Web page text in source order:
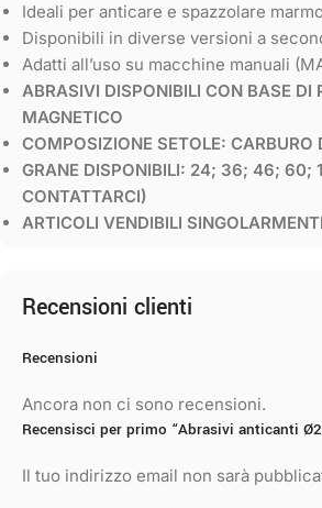
Ideali per anticare e spazzolare
Disponibili in diverse versioni a
Adatti all’uso su macchine manuali
ABRASIVI DISPONIBILI CON BASE
MAGNETICO
COMPOSIZIONE SETOLE: CARBURO
GRANE DISPONIBILI: 24; 36; 46; 60;
CONTATTARCI)
ARTICOLI VENDIBILI
Recensioni clienti
Recensioni
Ancora non ci sono recensioni.
Recensisci per primo “Abrasivi anticanti
Il tuo indirizzo email non sarà